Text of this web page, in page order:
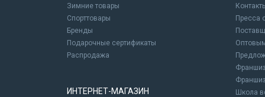
Зимние товары
Спорттовары
Бренды
Подарочные сертификаты
Распродажа
ИНТЕРНЕТ-МАГАЗИН
Пресса
Школа